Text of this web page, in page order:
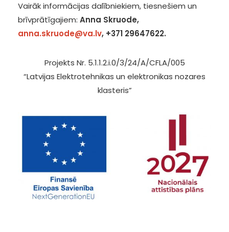
Vairāk informācijas dalībniekiem, tiesnešiem un
brīvprātīgajiem: Anna Skruode,
anna.skruode@va.lv, +371 29647622.
Projekts Nr. 5.1.1.2.i.0/3/24/A/CFLA/005
“Latvijas Elektrotehnikas un elektronikas nozares
klasteris”